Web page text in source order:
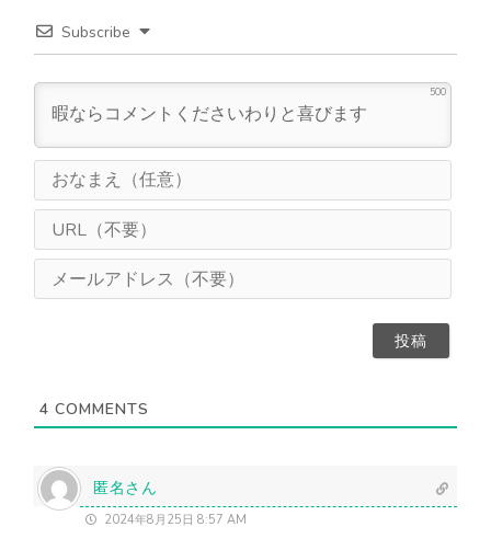
Subscribe
500
ま
（
意
L
（
4 COMMENTS
匿名さん
2024年8月25日 8:57 AM